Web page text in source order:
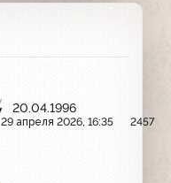
20.04.1996
29 апреля 2026, 16:35 2457